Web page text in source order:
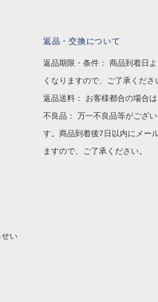
せい
返品・交換について
返品期限・条件： 商品到着日
くなりますので、ご了承くださ
返品送料： お客様都合の場合
不良品： 万一不良品等がござ
す。商品到着後7日以内にメー
ますので、ご了承ください。